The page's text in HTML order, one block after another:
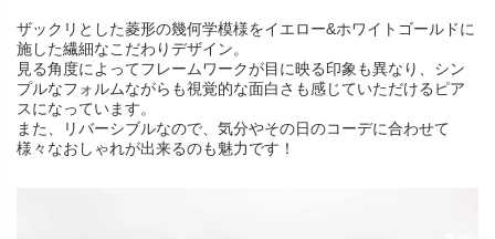
ザックリとした菱形の幾何学模様をイエロー&ホワイトゴールドに
施した繊細なこだわりデザイン。
見る角度によってフレームワークが目に映る印象も異なり、シン
プルなフォルムながらも視覚的な面白さも感じていただけるピア
スになっています。
また、リバーシブルなので、気分やその日のコーデに合わせて
様々なおしゃれが出来るのも魅力です！